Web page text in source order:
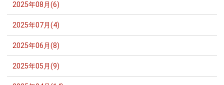
2025年08月(6)
2025年07月(4)
2025年06月(8)
2025年05月(9)